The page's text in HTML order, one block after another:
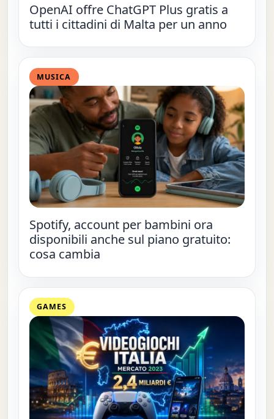
OpenAI offre ChatGPT Plus gratis a
tutti i cittadini di Malta per un anno
MUSICA
Spotify, account per bambini ora
disponibili anche sul piano gratuito:
cosa cambia
GAMES